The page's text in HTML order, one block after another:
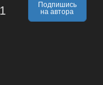
Подпишись
на автора